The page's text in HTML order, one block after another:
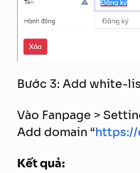
Bước 3: Add white-
Vào Fanpage >
Add domain “
Kết quả: